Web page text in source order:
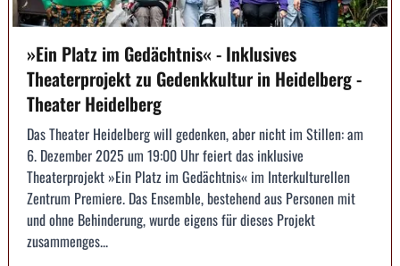
»Ein Platz im Gedächtnis« - Inklusives
Theaterprojekt zu Gedenkkultur in Heidelberg -
Theater Heidelberg
Das Theater Heidelberg will gedenken, aber nicht im Stillen: am
6. Dezember 2025 um 19:00 Uhr feiert das inklusive
Theaterprojekt »Ein Platz im Gedächtnis« im Interkulturellen
Zentrum Premiere. Das Ensemble, bestehend aus Personen mit
und ohne Behinderung, wurde eigens für dieses Projekt
zusammenges...